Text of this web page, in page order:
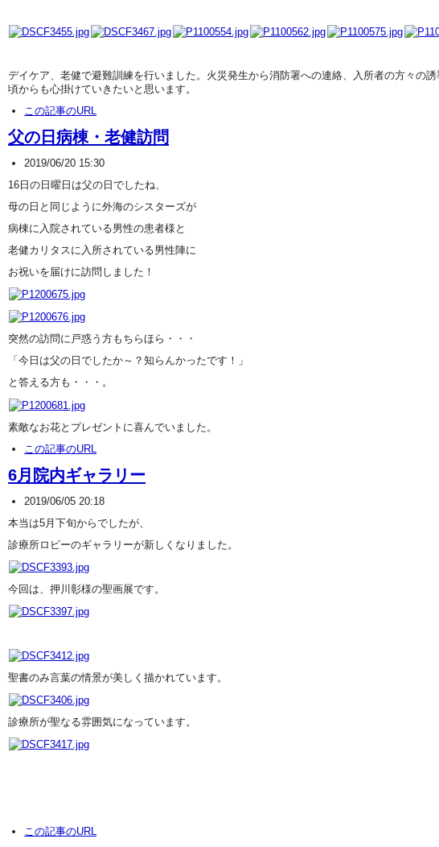
デイケア、老健で避難訓練を行いました。火災発生から消防署への連絡、入所者の方々の
頃からも心掛けていきたいと思います。
この記事のURL
父の日病棟・老健訪問
2019/06/20 15:30
16日の日曜日は父の日でしたね、
母の日と同じように外海のシスターズが
病棟に入院されている男性の患者様と
老健カリタスに入所されている男性陣に
お祝いを届けに訪問しました！
突然の訪問に戸惑う方もちらほら・・・
「今日は父の日でしたか～？知らんかったです！」
と答える方も・・・。
素敵なお花とプレゼントに喜んでいました。
この記事のURL
6月院内ギャラリー
2019/06/05 20:18
本当は5月下旬からでしたが、
診療所ロビーのギャラリーが新しくなりました。
今回は、押川彰様の聖画展です。
聖書のみ言葉の情景が美しく描かれています。
診療所が聖なる雰囲気になっています。
この記事のURL